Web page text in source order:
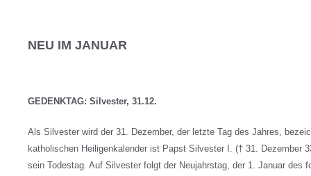
NEU IM JANUAR
GEDENKTAG: Silvester, 31.12.
Als Silvester wird der 31. Dezember, der letzte Tag des Jahres,
katholischen Heiligenkalender ist Papst Silvester I. († 31. Dezember
sein Todestag. Auf Silvester folgt der Neujahrstag, der 1. Januar des